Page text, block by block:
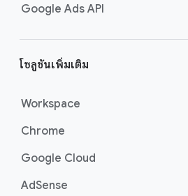
Google Ads API
โซลูชันเพิ่มเติม
Workspace
Chrome
Google Cloud
AdSense